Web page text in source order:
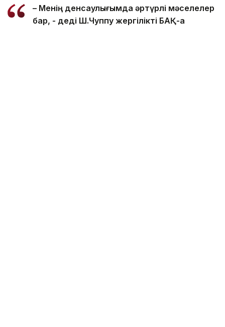
– Менің денсаулығымда әртүрлі мәселелер
бар, - деді Ш.Чуппу жергілікті БАҚ-қа